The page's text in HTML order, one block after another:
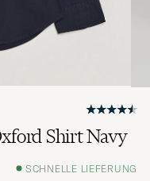
Shirt Navy
SCHNELLE LIEFERUNG